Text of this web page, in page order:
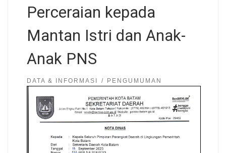
Perceraian kepada
Mantan Istri dan Anak-
Anak PNS
DATA & INFORMASI PENGUMUMAN